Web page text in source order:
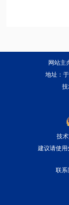
网站主
地址：
技
建议请使用
联系